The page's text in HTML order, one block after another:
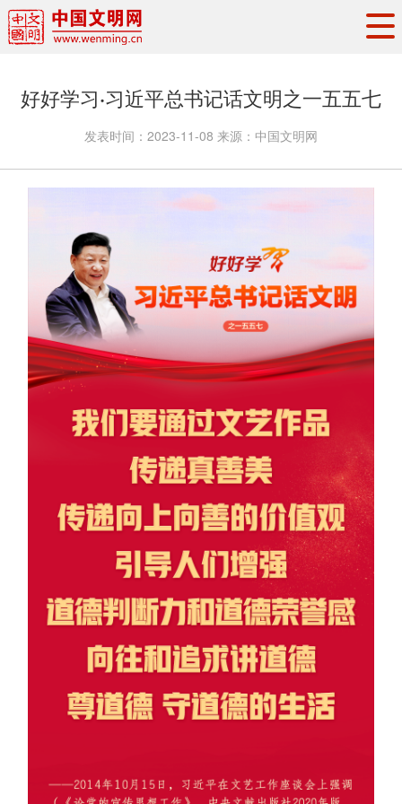
权威发布
资讯联播
地方交流
文明培育
文明实践
文明创建
文明之光
文明影音 文明矩阵
好好学习·习近平总书记话文明之一五五七
发表时间： 2023-11-08 来源： 中国文明网